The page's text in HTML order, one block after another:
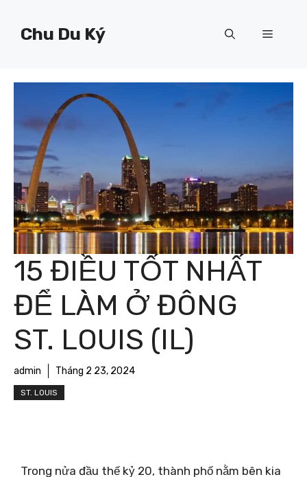
Chu Du Ký Menu
15 ĐIỀU TỐT NHẤT
ĐỂ LÀM Ở ĐÔNG
ST. LOUIS (IL)
admin Tháng 2 23, 2024
ST. LOUIS
Trong nửa đầu thế kỷ 20, thành phố nằm bên kia